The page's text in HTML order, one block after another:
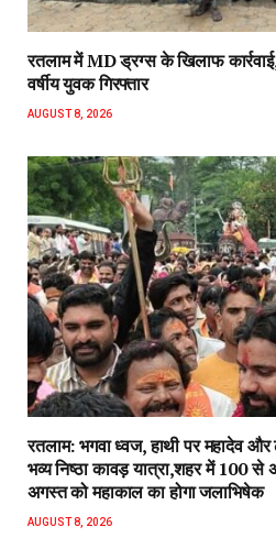
रतलाम में MD ड्रग्स के खिलाफ
वर्षीय युवक गिरफ्तार
AUGUST 8, 2026
रतलाम: भगवा ध्वज, हाथी पर महादेव
भव्य निष्ठा कावड़ यात्रा,शहर में 100
अगस्त को महाकाल का होगा जलाभिषेक
AUGUST 8, 2026